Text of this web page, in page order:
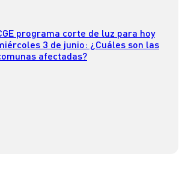
programa corte de luz para hoy
3 de junio: ¿Cuáles son las
afectadas?